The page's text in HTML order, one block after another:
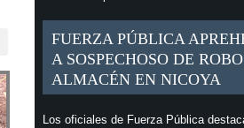
FUERZA PÚBLICA
A SOSPECHOSO DE
ALMACÉN EN NICOYA
Los oficiales de Fuerza Pública